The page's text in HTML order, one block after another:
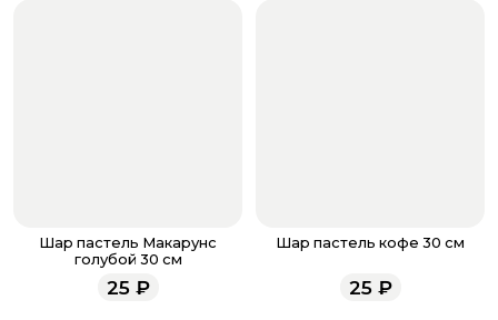
Шар пастель Макарунс
голубой 30 см
25₽
Шар пастель кофе 30 см
25₽